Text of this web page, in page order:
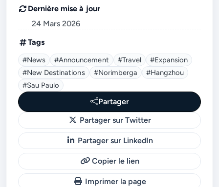
Dernière mise à jour
24 Mars 2026
Tags
#news #announcement #travel
#expansion
#new Destinations
#Norimberga
#Hangzhou
#Sau Paulo
Partager
Partager sur Twitter
Partager sur LinkedIn
Copier le lien
Imprimer la page